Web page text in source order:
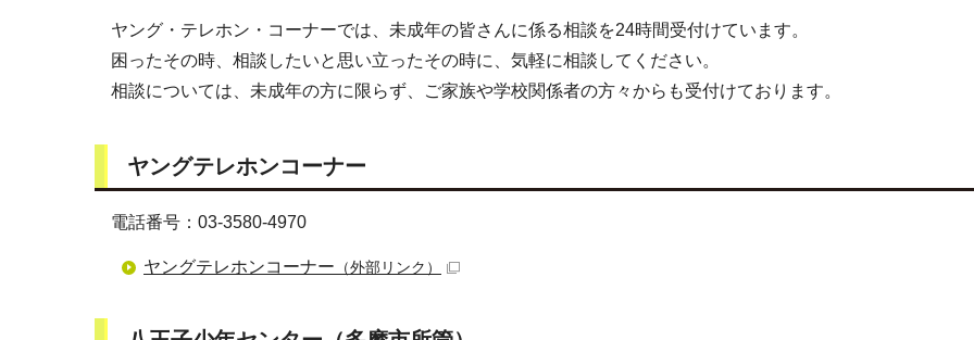
ヤング・テレホン・コーナーでは、未成年の皆さんに係る相談を24時間受付けています。
困ったその時、相談したいと思い立ったその時に、気軽に相談してください。
相談については、未成年の方に限らず、ご家族や学校関係者の方々からも受付けております。
ヤングテレホンコーナー
電話番号：03-3580-4970
ヤングテレホンコーナー （外部リンク）